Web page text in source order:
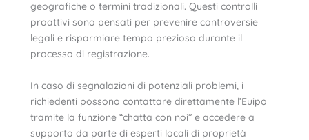
geografiche o termini tradizionali. Questi controlli
proattivi sono pensati per prevenire controversie
legali e risparmiare tempo prezioso durante il
processo di registrazione.
In caso di segnalazioni di potenziali problemi, i
richiedenti possono contattare direttamente l’Euipo
tramite la funzione “chatta con noi” e accedere a
supporto da parte di esperti locali di proprietà